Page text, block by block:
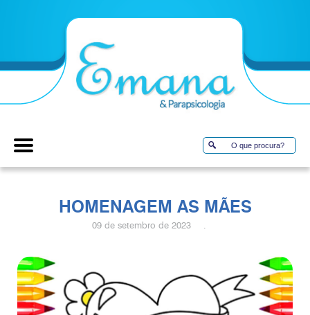
HOMENAGEM AS MÃES
09 de setembro de 2023 .